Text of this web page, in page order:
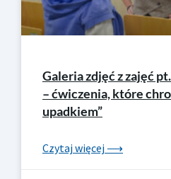
Galeria zdjęć z zajęć
– ćwiczenia, które
upadkiem”
Czytaj więcej ⟶